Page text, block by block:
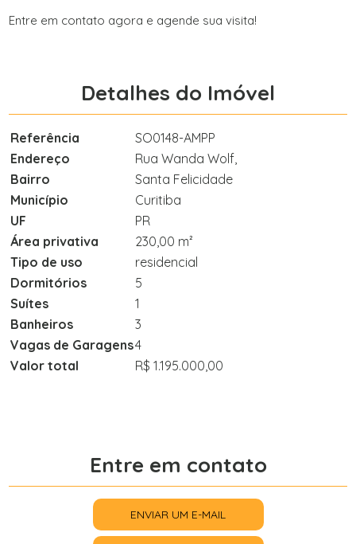
Entre em contato agora e agende sua visita!
Detalhes do Imóvel
Referência
SO0148-AMPP
Endereço
Rua Wanda Wolf,
Bairro
Santa Felicidade
Município
Curitiba
UF
PR
Área privativa
230,00 m²
Tipo de uso
residencial
Dormitórios
5
Suítes
1
Banheiros
3
Vagas de Garagens4
Valor total
R$ 1.195.000,00
Entre em contato
ENVIAR UM E-MAIL